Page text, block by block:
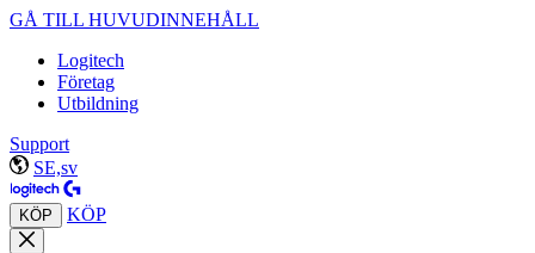
GÅ TILL HUVUDINNEHÅLL
Logitech
Företag
Utbildning
Support
SE,sv
KÖP KÖP